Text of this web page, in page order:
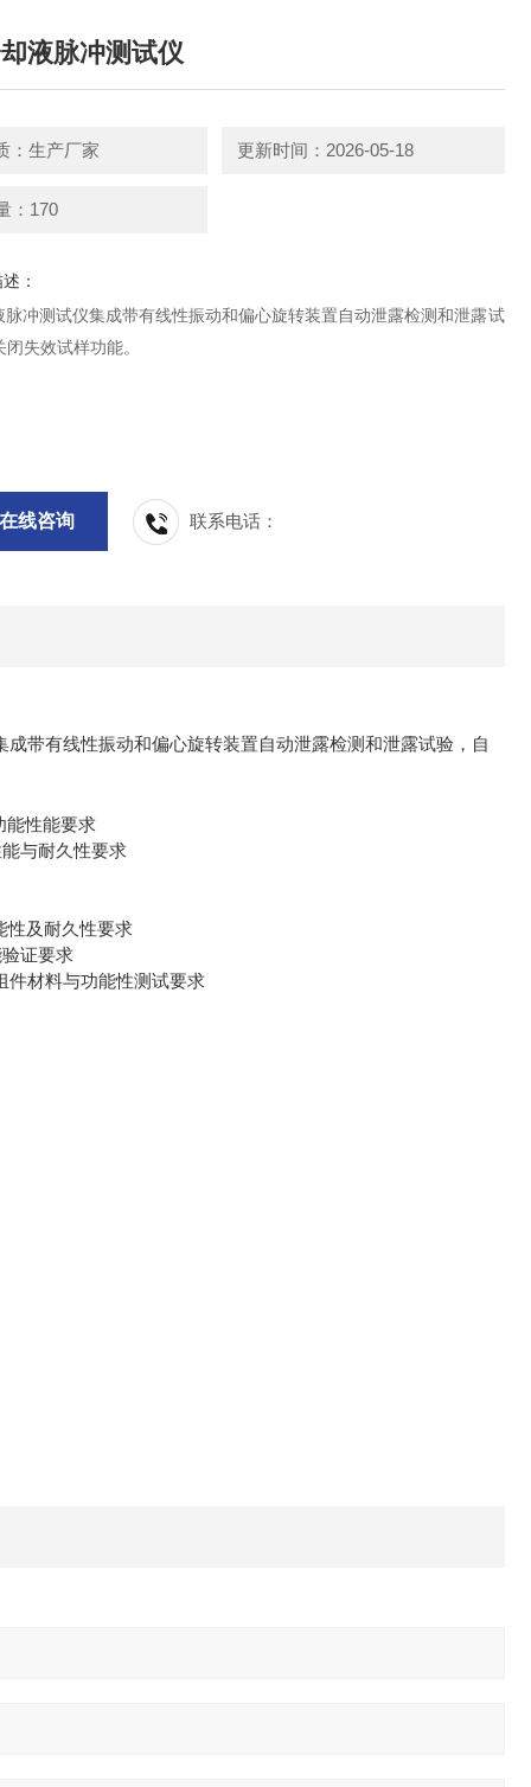
液脉冲测试仪
：生产厂家 更新时间：2026-05-18
：170
：
脉冲测试仪集成带有线性振动和偏心旋转装置自动泄露检测和泄露试
失效试样功能。
在线咨询 联系电话：
成带有线性振动和偏心旋转装置自动泄露检测和泄露试验，自
能性能要求
与耐久性要求
性及耐久性要求
证要求
件材料与功能性测试要求